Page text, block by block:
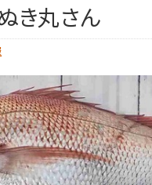
き丸さん